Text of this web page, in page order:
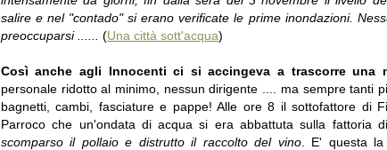
salire e nel "contado" si erano verificate le prime inondazioni.
preoccuparsi ......
(Una città sott'acqua)
Così anche agli Innocenti ci si accingeva a trascorre una
personale ridotto al minimo, nessun dirigente .... ma sempre tanti
bagnetti, cambi, fasciature e pappe! Alle ore 8 il sottofattore di
Parroco che un'ondata di acqua si era abbattuta sulla fattoria
scomparso ilpollaio e distrutto il raccolto del vino. E' questa la